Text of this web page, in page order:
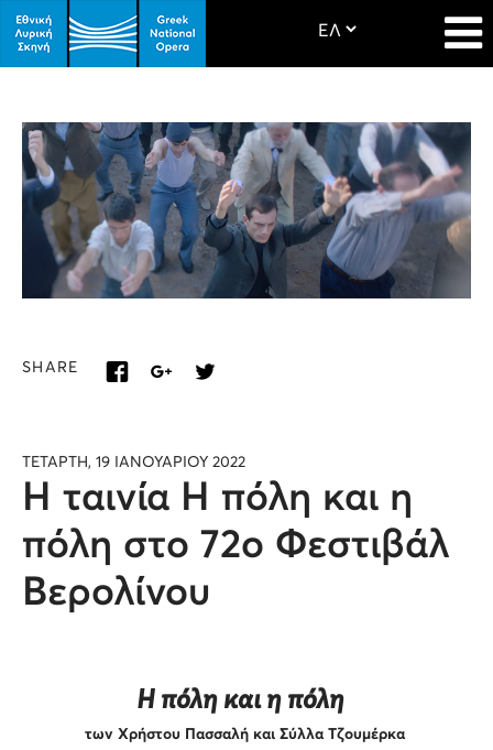
SHARE
ΤΕΤΑΡΤΗ, 19 ΙΑΝΟΥΑΡΙΟΥ 2022
Η ταινία Η πόλη και η
πόλη στο 72ο Φεστιβάλ
Βερολίνου
Η πόλη και η πόλη
των Χρήστου Πασσαλή και Σύλλα Τζουμέρκα